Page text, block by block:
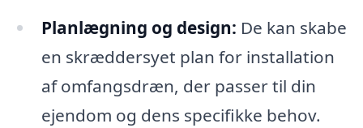
Planlægning og design: De kan skabe
en skræddersyet plan for installation
af omfangsdræn, der passer til din
ejendom og dens specifikke behov.